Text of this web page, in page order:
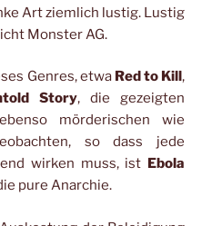
Art ziemlich lustig. Lustig
Monster AG.
Genres, etwa Red to Kill,
Story, die gezeigten
mörderischen wie
so dass jede
wirken muss, ist Ebola
pure Anarchie.